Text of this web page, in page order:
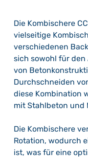
Die Kombischere
vielseitige
verschiedenen
sich sowohl für
von
Durchschneiden
diese Kombination
mit Stahlbeton und
Die Kombischere
Rotation, wodurch
ist, was für eine